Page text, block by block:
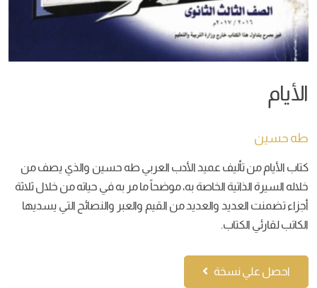
الأيام
طه حسين
كتاب الأيام من تأليف عميد الأدب العربي طه حسين والذي يصف من
خلاله السيرة الذاتية الخاصة به، موضحاً ما مر به في حياته من خلال ثلاثة
أجزاء تضمنت العديد والعديد من القيم والعبر والنصائح التي يسديها
الكاتب لقارئي الكتاب.
احصل علي نسخة